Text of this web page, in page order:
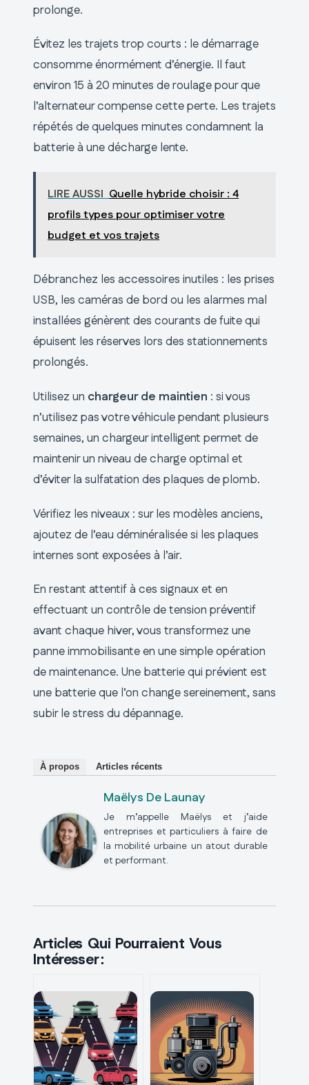
prolonge.
Évitez les trajets trop courts : le démarrage
consomme énormément d’énergie. Il faut
environ 15 à 20 minutes de roulage pour que
l’alternateur compense cette perte. Les trajets
répétés de quelques minutes condamnent la
batterie à une décharge lente.
LIRE AUSSI Quelle hybride choisir : 4
profils types pour optimiser votre
budget et vos trajets
Débranchez les accessoires inutiles : les prises
USB, les caméras de bord ou les alarmes mal
installées génèrent des courants de fuite qui
épuisent les réserves lors des stationnements
prolongés.
Utilisez un chargeur de maintien : si vous
n’utilisez pas votre véhicule pendant plusieurs
semaines, un chargeur intelligent permet de
maintenir un niveau de charge optimal et
d’éviter la sulfatation des plaques de plomb.
Vérifiez les niveaux : sur les modèles anciens,
ajoutez de l’eau déminéralisée si les plaques
internes sont exposées à l’air.
En restant attentif à ces signaux et en
effectuant un contrôle de tension préventif
avant chaque hiver, vous transformez une
panne immobilisante en une simple opération
de maintenance. Une batterie qui prévient est
une batterie que l’on change sereinement, sans
subir le stress du dépannage.
À propos Articles récents
Maëlys De Launay
Je m’appelle Maëlys et j’aide
entreprises et particuliers à faire de
la mobilité urbaine un atout durable
et performant.
Articles Qui Pourraient Vous
Intéresser :